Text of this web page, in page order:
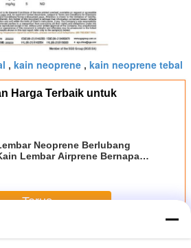
, kain neoprene , kain neoprene tebal
Harga Terbaik untuk
Neoprene Berlubang
Lembar Airprene Bernapas
Terus
Roll